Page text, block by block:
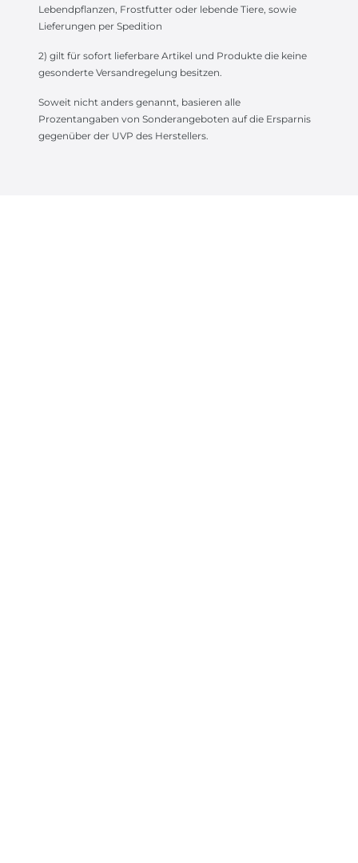
Lebendpflanzen, Frostfutter oder lebende Tiere, sowie
Lieferungen per Spedition
2) gilt für sofort lieferbare Artikel und Produkte die keine
gesonderte Versandregelung besitzen.
Soweit nicht anders genannt, basieren alle
Prozentangaben von Sonderangeboten auf die Ersparnis
gegenüber der UVP des Herstellers.